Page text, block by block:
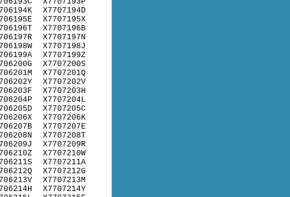
X7707194D
X7707195X
X7707196B
X7707197N
X7707198J
X7707199Z
X7707200S
X7707201Q
X7707202V
X7707203H
X7707204L
X7707205C
X7707206K
X7707207E
X7707208T
X7707209R
X7707210W
X7707211A
X7707212G
X7707213M
X7707214Y